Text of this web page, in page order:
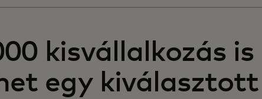
kisvállalkozás is
egy kiválasztott